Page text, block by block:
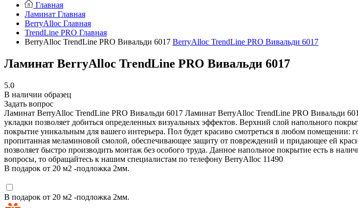
Главная
Ламинат Главная
BerryAlloc Главная
TrendLine PRO Главная
BerryAlloc TrendLine PRO Вивальди 6017 BerryAlloc TrendLine PRO Вивальди 6017
Ламинат BerryAlloc TrendLine PRO Вивальди 6017
5.0
В наличии образец
Задать вопрос
Ламинат BerryAlloc TrendLine PRO Вивальди 6017 Ламинат BerryAlloc TrendLine PRO Вивальди
укладки позволяет добиться определенных визуальных эффектов. Верхний слой напольного
покрытие уникальным для вашего интерьера. Пол будет красиво смотреться в любом помещении:
пропитанная меламиновой смолой, обеспечивающее защиту от повреждений и придающее ей
позволяет быстро производить монтаж без особого труда. Данное напольное покрытие есть в
вопросы, то обращайтесь к нашим специалистам по телефону BerryAlloc 11490
В подарок от 20 м2 -подложка 2мм.
В подарок от 20 м2 -подложка 2мм.